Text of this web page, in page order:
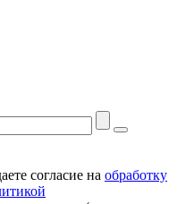
согласие на обработку